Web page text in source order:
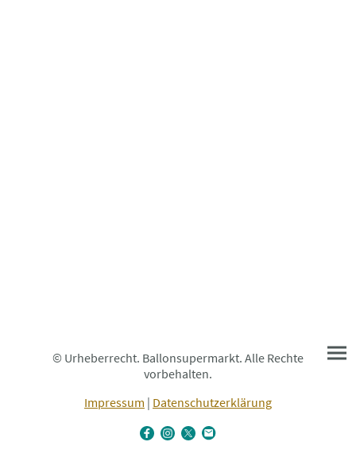
© Urheberrecht. Ballonsupermarkt. Alle Rechte
vorbehalten.
Impressum | Datenschutzerklärung